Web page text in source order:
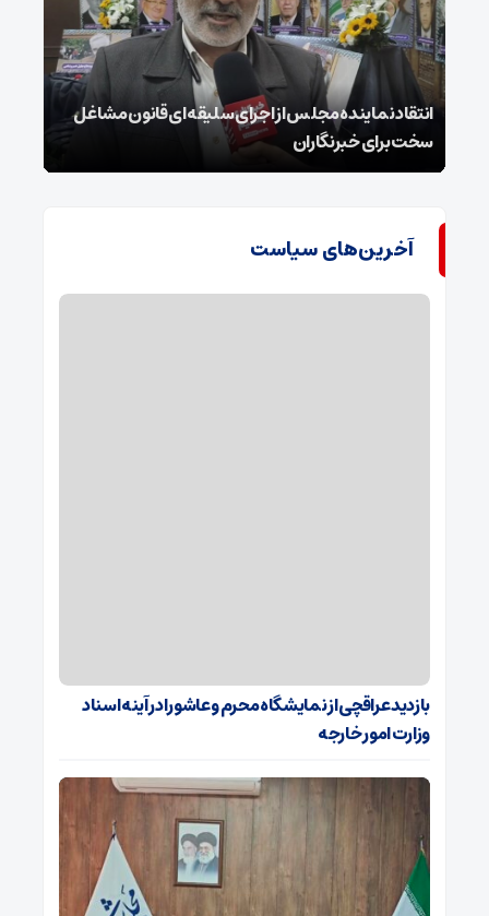
انتقاد نماینده مجلس از اجرای سلیقه‌ای قانون مشاغل
سخت برای خبرنگاران
آخرین‌های سیاست
بازدید عراقچی از نمایشگاه محرم و عاشورا در آینه اسناد
وزارت امور خارجه